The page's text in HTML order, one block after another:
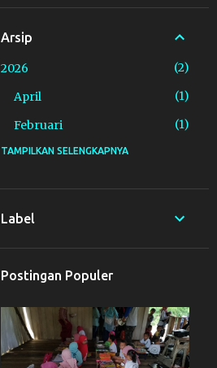
Arsip
2026
2
April
1
Februari
1
2025
Oktober
Februari
Negeri 1 Mempawah Raih
Juara 3...
2018
4
TAMPILKAN SELENGKAPNYA
Label
Postingan Populer